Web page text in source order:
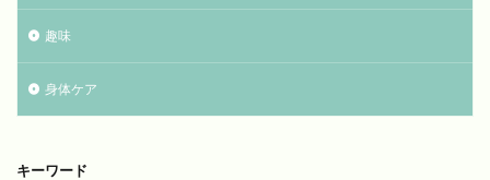
趣味
身体ケア
キーワード